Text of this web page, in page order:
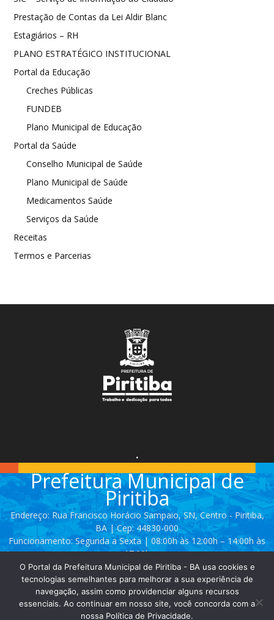
Prestação de Contas da Lei Aldir Blanc
Estagiários – RH
PLANO ESTRATÉGICO INSTITUCIONAL
Portal da Educação
Creches Públicas
FUNDEB
Plano Municipal de Educação
Portal da Saúde
Conselho Municipal de Saúde
Plano Municipal de Saúde
Medicamentos Saúde
Serviços da Saúde
Receitas
Termos e Parcerias
.
Prefeitura Municipal de
Piritiba
Endereço: Rua Francisco Horácio Sampaio, SN, Centro - Piritiba,
BA | Cep: 44830-000
Funcionamento: Segunda a Sexta | 08:00h às 12:00h – 14:00h às
17:00h
Telefone: (74) 3628 - 2111 / 3628 - 2153
Contato:comunicacao@piritiba.ba.gov.br
O Portal da Prefeitura Municipal de Piritiba - BA usa cookies e
tecnologias semelhantes para melhorar a sua experiência de
navegação, assim como providenciar alguns recursos
essenciais. Ao continuar em nosso site, você concorda com a
nossa Política de Privacidade.